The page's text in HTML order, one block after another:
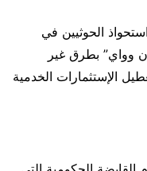
الحوثيين في
وواي” بطرق غير
الإستثمارات الخدمية